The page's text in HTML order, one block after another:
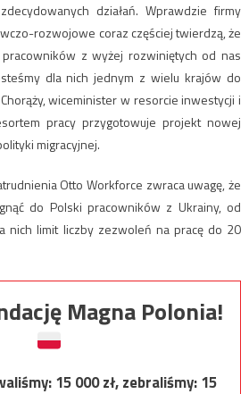
działań. Wprawdzie firmy
rozwojowe coraz częściej twierdzą, że
z wyżej rozwiniętych od nas
dla nich jednym z wielu krajów do
wiceminister w resorcie inwestycji i
pracy przygotowuje projekt nowej
migracyjnej.
Otto Workforce zwraca uwagę, że
do Polski pracowników z Ukrainy, od
nich limit liczby zezwoleń na pracę do 20
Magna Polonia!
15 000zł, zebraliśmy:15